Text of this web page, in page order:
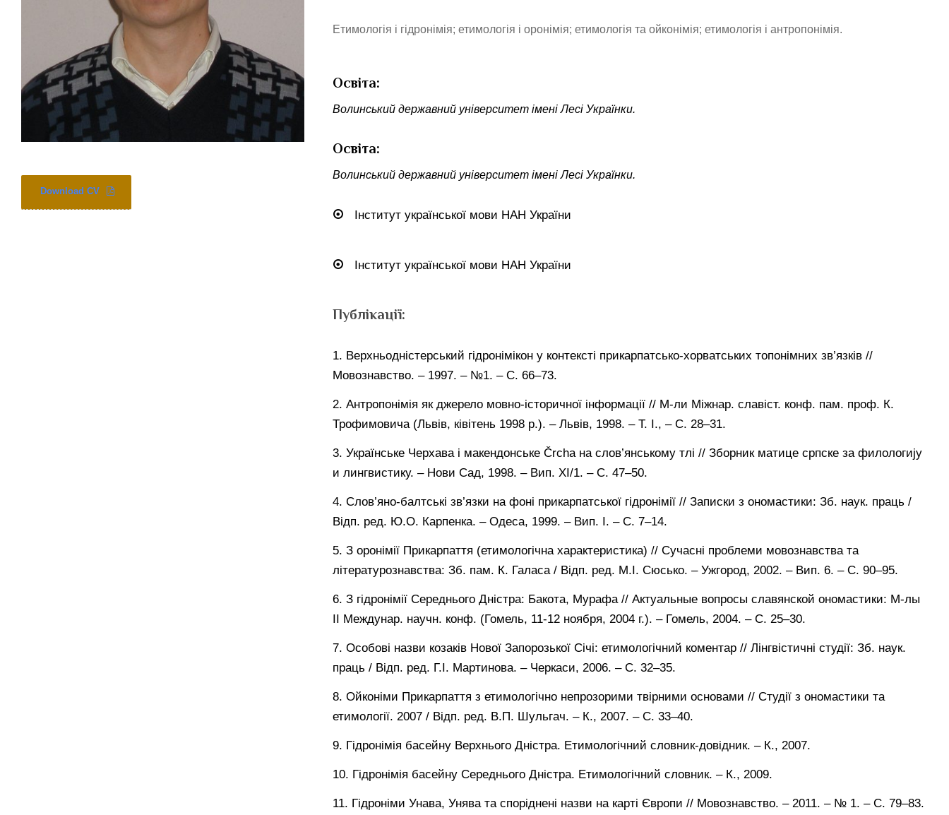
Download CV
Етимологія і гідронімія; етимологія і оронімія; етимологія та ойконімія; етимологія і антропонімія.
Освіта:
Волинський державний університет імені Лесі Українки.
Освіта:
Волинський державний університет імені Лесі Українки.
Інститут української мови НАН України
Інститут української мови НАН України
Публікації:
1. Верхньодністерський гідронімікон у контексті прикарпатсько-хорватських топонімних зв’язків //
Мовознавство. – 1997. – №1. – С. 66–73.
2. Антропонімія як джерело мовно-історичної інформації // М-ли Міжнар. славіст. конф. пам. проф. К.
Трофимовича (Львів, ківітень 1998 р.). – Львів, 1998. – Т. І., – С. 28–31.
3. Українське Черхава і макендонське Črcha на слов’янському тлі // Зборник матице српске за филологиjу
и лингвистику. – Нови Сад, 1998. – Вип. ХІ/1. – С. 47–50.
4. Слов’яно-балтські зв’язки на фоні прикарпатської гідронімії // Записки з ономастики: Зб. наук. праць /
Відп. ред. Ю.О. Карпенка. – Одеса, 1999. – Вип. І. – С. 7–14.
5. З оронімії Прикарпаття (етимологічна характеристика) // Сучасні проблеми мовознавства та
літературознавства: Зб. пам. К. Галаса / Відп. ред. М.І. Сюсько. – Ужгород, 2002. – Вип. 6. – С. 90–95.
6. З гідронімії Середнього Дністра: Бакота, Мурафа // Актуальные вопросы славянской ономастики: М-лы
ІІ Междунар. научн. конф. (Гомель, 11-12 ноября, 2004 г.). – Гомель, 2004. – С. 25–30.
7. Особові назви козаків Нової Запорозької Січі: етимологічний коментар // Лінгвістичні студії: Зб. наук.
праць / Відп. ред. Г.І. Мартинова. – Черкаси, 2006. – С. 32–35.
8. Ойконіми Прикарпаття з етимологічно непрозорими твірними основами // Студії з ономастики та
етимології. 2007 / Відп. ред. В.П. Шульгач. – К., 2007. – С. 33–40.
9. Гідронімія басейну Верхнього Дністра. Етимологічний словник-довідник. – К., 2007.
10. Гідронімія басейну Середнього Дністра. Етимологічний словник. – К., 2009.
11. Гідроніми Унава, Унява та споріднені назви на карті Європи // Мовознавство. – 2011. – № 1. – С. 79–83.